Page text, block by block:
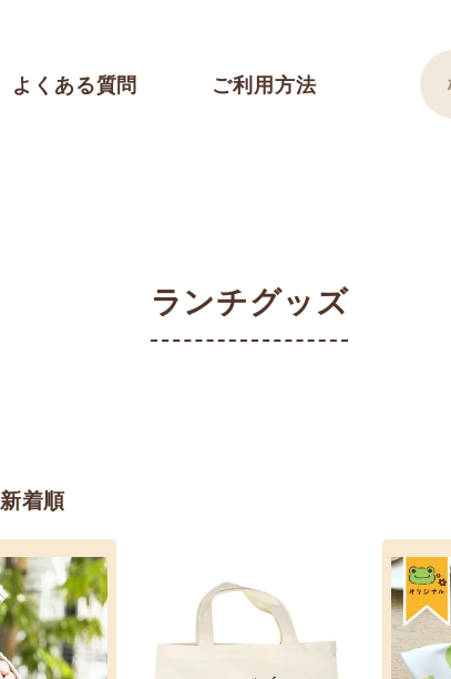
よくある質問 ご利用方法
ランチグッズ
新着順